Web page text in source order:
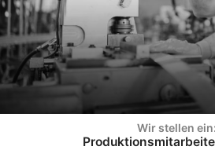
Wir stellen ein: